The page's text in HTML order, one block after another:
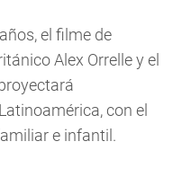
el filme de
Alex Orrelle y el
con el
e infantil.